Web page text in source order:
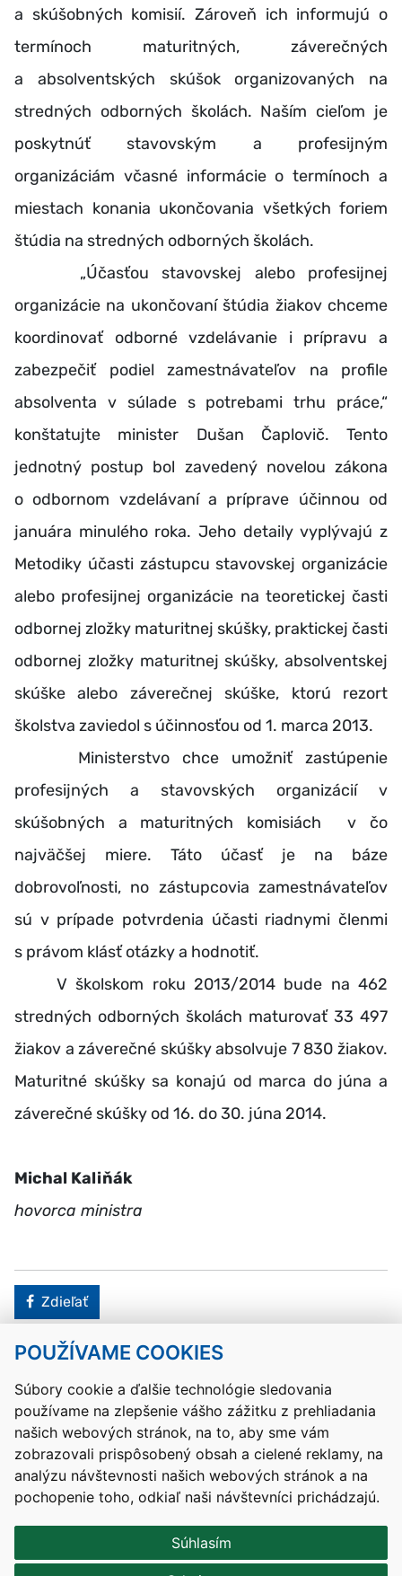
POUŽÍVAME COOKIES
Súbory cookie a ďalšie technológie sledovania
používame na zlepšenie vášho zážitku z prehliadania
našich webových stránok, na to, aby sme vám
zobrazovali prispôsobený obsah a cielené reklamy, na
analýzu návštevnosti našich webových stránok a na
pochopenie toho, odkiaľ naši návštevníci prichádzajú.
Súhlasím
a skúšobných komisií. Zároveň ich informujú o
termínoch maturitných, záverečných
a absolventských skúšok organizovaných na
stredných odborných školách. Naším cieľom je
poskytnúť stavovským a profesijným
organizáciám včasné informácie o termínoch a
miestach konania ukončovania všetkých foriem
štúdia na stredných odborných školách.
„Účasťou stavovskej alebo profesijnej
organizácie na ukončovaní štúdia žiakov chceme
koordinovať odborné vzdelávanie i prípravu a
zabezpečiť podiel zamestnávateľov na profile
absolventa v súlade s potrebami trhu práce,“
konštatujte minister Dušan Čaplovič. Tento
jednotný postup bol zavedený novelou zákona
o odbornom vzdelávaní a príprave účinnou od
januára minulého roka. Jeho detaily vyplývajú z
Metodiky účasti zástupcu stavovskej organizácie
alebo profesijnej organizácie na teoretickej časti
odbornej zložky maturitnej skúšky, praktickej časti
odbornej zložky maturitnej skúšky, absolventskej
skúške alebo záverečnej skúške, ktorú rezort
školstva zaviedol s účinnosťou od 1. marca 2013.
Ministerstvo chce umožniť zastúpenie
profesijných a stavovských organizácií v
skúšobných a maturitných komisiách v čo
najväčšej miere. Táto účasť je na báze
dobrovoľnosti, no zástupcovia zamestnávateľov
sú v prípade potvrdenia účasti riadnymi členmi
s právom klásť otázky a hodnotiť.
V školskom roku 2013/2014 bude na 462
stredných odborných školách maturovať 33 497
žiakov a záverečné skúšky absolvuje 7 830 žiakov.
Maturitné skúšky sa konajú od marca do júna a
záverečné skúšky od 16. do 30. júna 2014.
Michal Kaliňák
hovorca ministra
Facebook
Zdieľať
Kontakty Mapa stránky RSS
Vyhlásenie o prístupnosti
Nastavenia cookies
Prevádzkovateľom služby je Ministerstvo školstva, výskumu,
vývoja a mládeže Slovenskej republiky.